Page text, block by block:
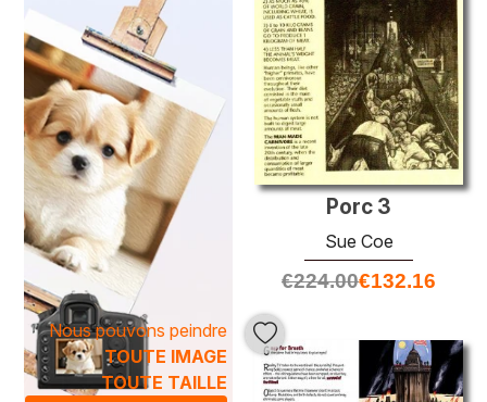
Nous pouvons peindre
TOUTE IMAGE
TOUTE TAILLE
Porc 3
Sue Coe
€224.00€132.16